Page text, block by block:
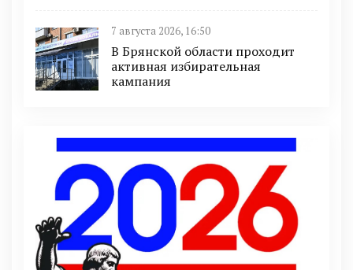
7 августа 2026, 16:50
В Брянской области проходит
активная избирательная
кампания